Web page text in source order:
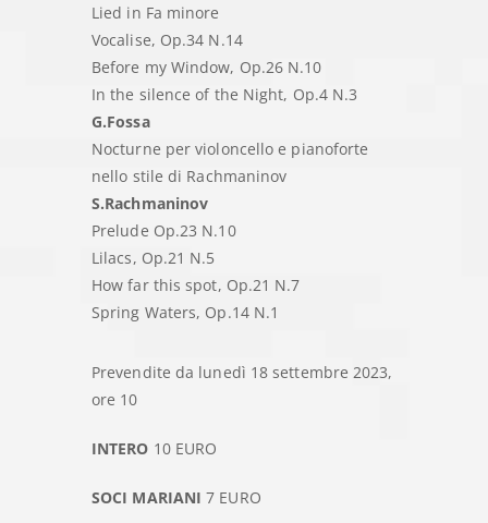
Lied in Fa minore
Vocalise, Op.34 N.14
Before my Window, Op.26 N.10
In the silence of the Night, Op.4 N.3
G.Fossa
Nocturne per violoncello e pianoforte
nello stile di Rachmaninov
S.Rachmaninov
Prelude Op.23 N.10
Lilacs, Op.21 N.5
How far this spot, Op.21 N.7
Spring Waters, Op.14 N.1
Prevendite da lunedì 18 settembre 2023,
ore 10
INTERO 10 EURO
SOCI MARIANI 7 EURO